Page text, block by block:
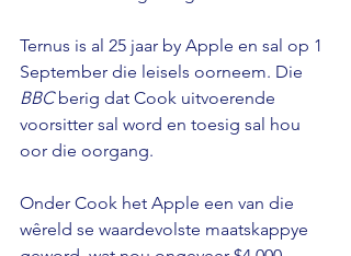
Ternus is al 25 jaar by Apple en sal op 1
September die leisels oorneem. Die
BBC berig dat Cook uitvoerende
voorsitter sal word en toesig sal hou
oor die oorgang.
Onder Cook het Apple een van die
wêreld se waardevolste maatskappye